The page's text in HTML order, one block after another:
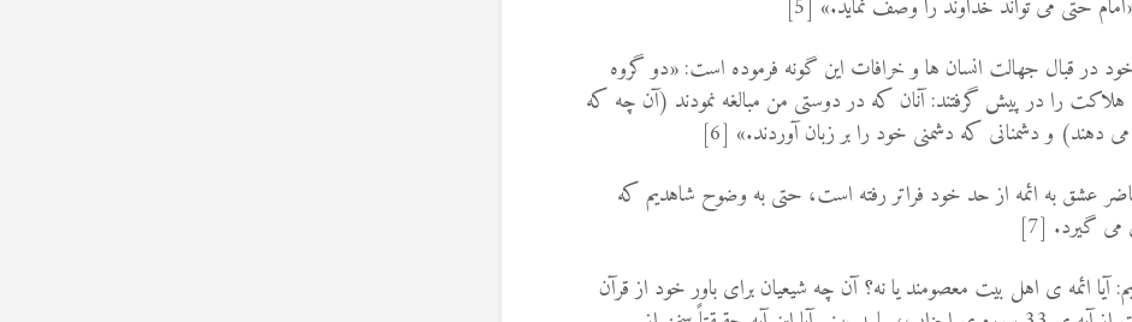
در قبال جهالت انسان ها و خرافات این گونه فرموده است: «دو گروه
هلاکت را در پیش گرفتند: آنان که در دوستی من مبالغه نمودند (آن چه که
و دشمنانی که دشمنی خود را بر زبان آوردند.» [6]
عشق به ائمه از حد خود فراتر رفته است، حتی به وضوح شاهدیم که
می گیرد. [7]
آیا ائمه ی اهل بیت معصومند یا نه؟ آن چه شیعیان برای باور خود از قرآن